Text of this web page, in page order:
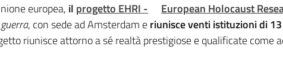
europea, il progetto EHRI -
European Holocaust
, con sede ad Amsterdam eriunisce venti istituzioni di
riunisce attorno a sé realtà prestigiose e qualificate come